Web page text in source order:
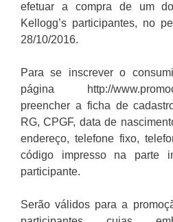
efetuar a compra de um
Kellogg’s participantes, no
28/10/2016.
Para se inscrever o
página http://
preencher a ficha de
RG, CPGF, data de
endereço, telefone fixo,
código impresso na parte
participante.
Serão válidos para a